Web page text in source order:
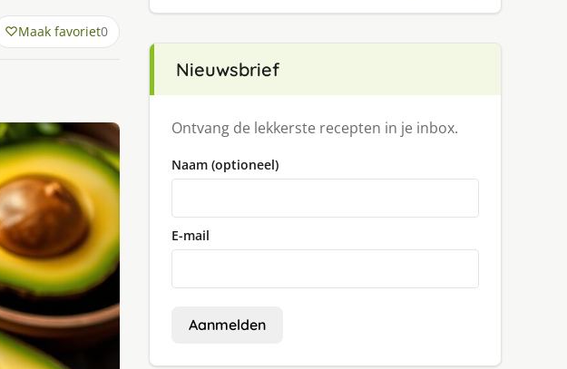
Maak favoriet0
Nieuwsbrief
Ontvang de lekkerste recepten in je inbox.
Naam (optioneel)
E-mail
Aanmelden